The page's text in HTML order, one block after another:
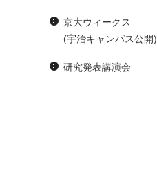
京大ウィークス
(宇治キャンパス公開)
研究発表講演会